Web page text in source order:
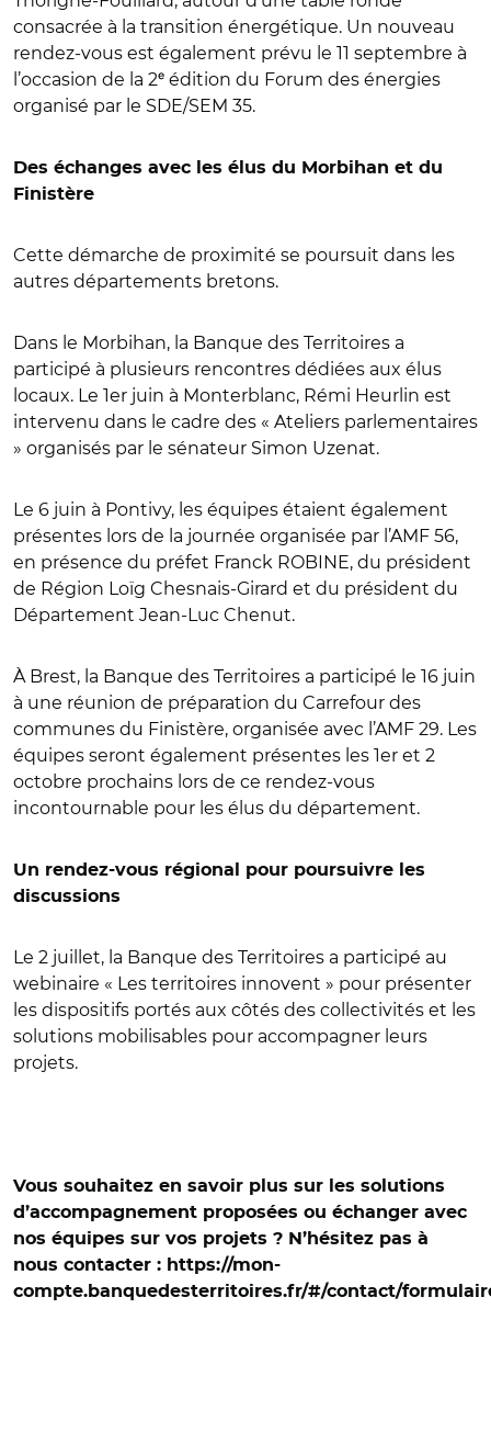
consacrée à la transition énergétique. Un nouveau
rendez-vous est également prévu le 11 septembre à
l’occasion de la 2ᵉ édition du Forum des énergies
organisé par le SDE/SEM 35.
Des échanges avec les élus du Morbihan et du
Finistère
Cette démarche de proximité se poursuit dans les
autres départements bretons.
Dans le Morbihan, la Banque des Territoires a
participé à plusieurs rencontres dédiées aux élus
locaux. Le 1er juin à Monterblanc, Rémi Heurlin est
intervenu dans le cadre des « Ateliers parlementaires
» organisés par le sénateur Simon Uzenat.
Le 6 juin à Pontivy, les équipes étaient également
présentes lors de la journée organisée par l’AMF 56,
en présence du préfet Franck ROBINE, du président
de Région Loïg Chesnais-Girard et du président du
Département Jean-Luc Chenut.
À Brest, la Banque des Territoires a participé le 16 juin
à une réunion de préparation du Carrefour des
communes du Finistère, organisée avec l’AMF 29. Les
équipes seront également présentes les 1er et 2
octobre prochains lors de ce rendez-vous
incontournable pour les élus du département.
Un rendez-vous régional pour poursuivre les
discussions
Le 2 juillet, la Banque des Territoires a participé au
webinaire « Les territoires innovent » pour présenter
les dispositifs portés aux côtés des collectivités et les
solutions mobilisables pour accompagner leurs
projets.
Vous souhaitez en savoir plus sur les solutions
d’accompagnement proposées ou échanger avec
nos équipes sur vos projets ? N’hésitez pas à
nous contacter : https://mon-
compte.banquedesterritoires.fr/#/contact/